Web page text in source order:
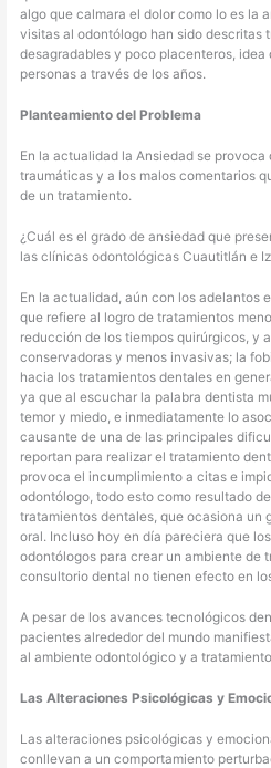
algo que calmara el dolor como lo es la
visitas al odontólogo han sido descritas
desagradables y poco placenteros,
personas a través de los años.
Planteamiento del Problema
En la actualidad la Ansiedad se
traumáticas y a los malos comentarios
de un tratamiento.
¿Cuál es el grado de ansiedad que
las clínicas odontológicas Cuautitlán e
En la actualidad, aún con los adelantos
que refiere al logro de tratamientos
reducción de los tiempos quirúrgicos, y
conservadoras y menos invasivas; la
hacia los tratamientos dentales en
ya que al escuchar la palabra dentista
temor y miedo, e inmediatamente lo
causante de una de las principales
reportan para realizar el tratamiento
provoca el incumplimiento a citas e
odontólogo, todo esto como resultado
tratamientos dentales, que ocasiona un
oral. Incluso hoy en día pareciera que
odontólogos para crear un ambiente de
consultorio dental no tienen efecto en
A pesar de los avances tecnológicos
pacientes alrededor del mundo
al ambiente odontológico y a
Las Alteraciones Psicológicas y
Las alteraciones psicológicas y
conllevan a un comportamiento